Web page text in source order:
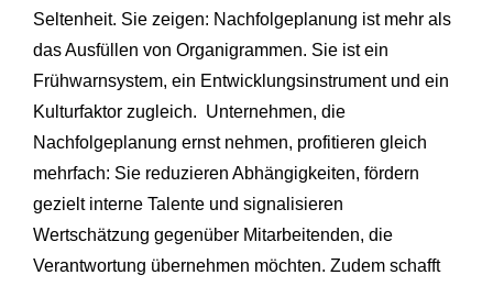
Seltenheit. Sie zeigen: Nachfolgeplanung ist mehr als
das Ausfüllen von Organigrammen. Sie ist ein
Frühwarnsystem, ein Entwicklungsinstrument und ein
Kulturfaktor zugleich. Unternehmen, die
Nachfolgeplanung ernst nehmen, profitieren gleich
mehrfach: Sie reduzieren Abhängigkeiten, fördern
gezielt interne Talente und signalisieren
Wertschätzung gegenüber Mitarbeitenden, die
Verantwortung übernehmen möchten. Zudem schafft